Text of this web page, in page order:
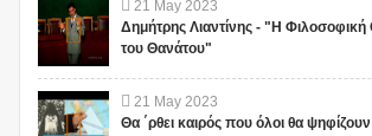
21 May 2023
Δημήτρης Λιαντίνης - "Η
του Θανάτου"
21 May 2023
Θα ΄ρθει καιρός που όλοι θα